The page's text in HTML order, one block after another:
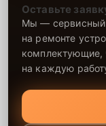
Оставьте
Мы — сервисный
на ремонте
комплектующие,
на каждую